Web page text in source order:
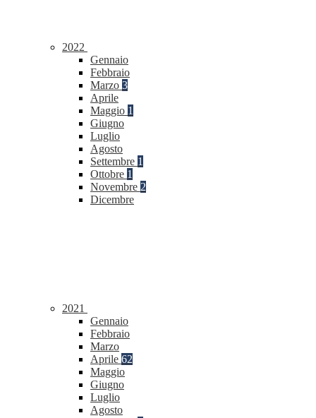
2022
Gennaio
Febbraio
Marzo 3
Aprile
Maggio 1
Giugno
Luglio
Agosto
Settembre 1
Ottobre 1
Novembre 2
Dicembre
2021
Gennaio
Febbraio
Marzo
Aprile 62
Maggio
Giugno
Luglio
Agosto